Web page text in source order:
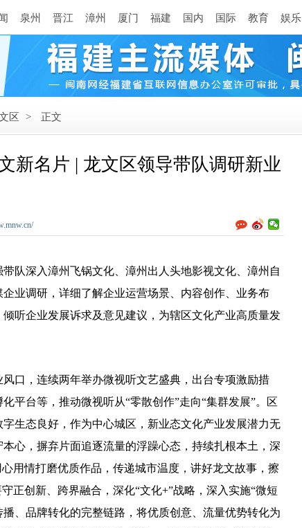
泉州 晋江 漳州 厦门 福建 国内 国际 教育 娱乐
区 > 正文
新名片 | 龙文区领导带队调研新业
深入漳州飞锅文化、漳州出人头地影视文化、漳州自
业调研，详细了解企业运营场景、内容创作、业务布
听企业发展诉求及意见建议，为辖区文化产业高质量发
，连续两年举办微视听文艺盛典，出台专项激励措
平台等，推动微视听从“零散创作”走向“集群发展”。区
生态良好，作为中心城区，新业态文化产业发展潜力无
心，摒弃片面追逐流量的浮躁心态，持续扎根本土，深
用情打磨优质作品，传递城市温度，讲好龙文故事，擦
正创新、跨界融合，深化“文化+”战略，深入实施“微短
、品牌转化的完整链路，将优质创意、流量优势转化为